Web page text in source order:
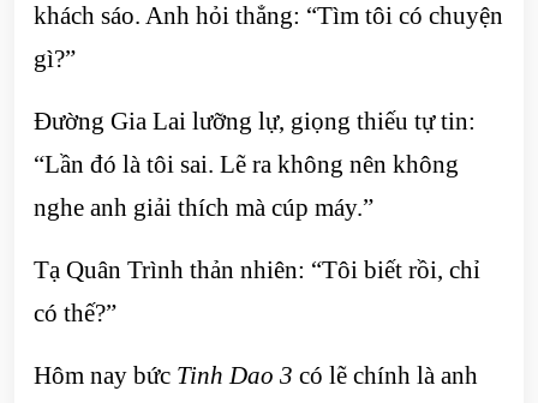
khách sáo. Anh hỏi thẳng: “Tìm tôi có chuyện
gì?”
Đường Gia Lai lưỡng lự, giọng thiếu tự tin:
“Lần đó là tôi sai. Lẽ ra không nên không
nghe anh giải thích mà cúp máy.”
Tạ Quân Trình thản nhiên: “Tôi biết rồi, chỉ
có thế?”
Hôm nay bức Tinh Dao 3 có lẽ chính là anh